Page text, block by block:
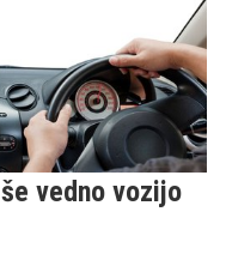
vedno vozijo